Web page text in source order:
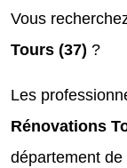
Vous
Tours (37) ?
Les
Rénovations
département de